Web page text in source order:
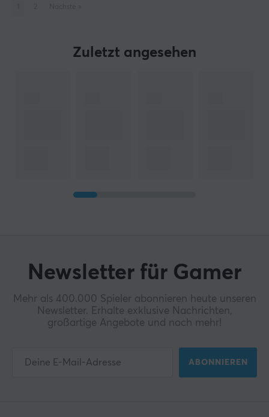
Zuletzt angesehen
Newsletter für Gamer
Mehr als 400.000 Spieler abonnieren heute unseren
Newsletter. Erhalte exklusive Nachrichten,
großartige Angebote und noch mehr!
ABONNIEREN